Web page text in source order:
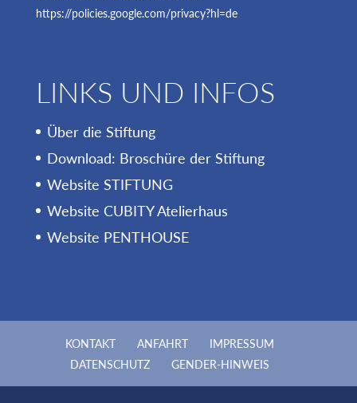
https://policies.google.com/privacy?hl=de
LINKS UND INFOS
Über die Stiftung
Download: Broschüre der Stiftung
Website STIFTUNG
Website CUBITY Atelierhaus
Website PENTHOUSE
KONTAKT ANFAHRT
IMPRESSUM
DATENSCHUTZ
GENDER-HINWEIS